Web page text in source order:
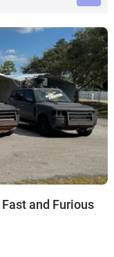
and Furious